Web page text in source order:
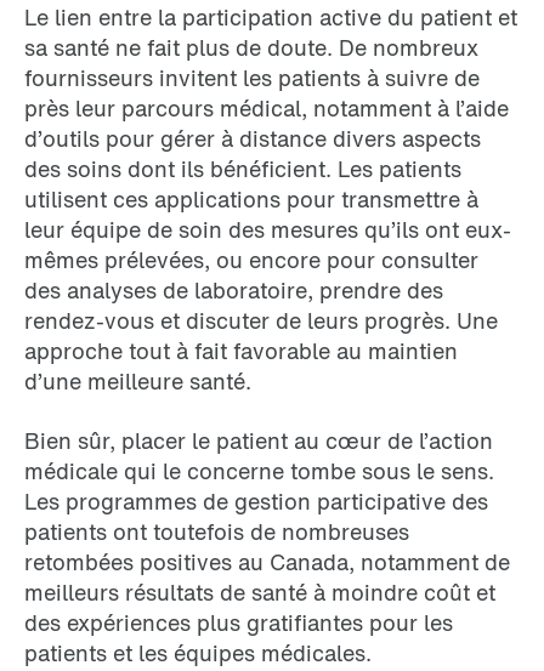
Le lien entre la participation active du patient et
sa santé ne fait plus de doute. De nombreux
fournisseurs invitent les patients à suivre de
près leur parcours médical, notamment à l’aide
d’outils pour gérer à distance divers aspects
des soins dont ils bénéficient. Les patients
utilisent ces applications pour transmettre à
leur équipe de soin des mesures qu’ils ont eux-
mêmes prélevées, ou encore pour consulter
des analyses de laboratoire, prendre des
rendez-vous et discuter de leurs progrès. Une
approche tout à fait favorable au maintien
d’une meilleure santé.
Bien sûr, placer le patient au cœur de l’action
médicale qui le concerne tombe sous le sens.
Les programmes de gestion participative des
patients ont toutefois de nombreuses
retombées positives au Canada, notamment de
meilleurs résultats de santé à moindre coût et
des expériences plus gratifiantes pour les
patients et les équipes médicales.